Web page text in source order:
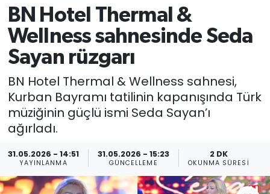
BN Hotel Thermal &
Wellness sahnesinde Seda
Sayan rüzgarı
BN Hotel Thermal & Wellness sahnesi,
Kurban Bayramı tatilinin kapanışında Türk
müziğinin güçlü ismi Seda Sayan’ı
ağırladı.
31.05.2026 - 14:51
YAYINLANMA
31.05.2026 - 15:23
GÜNCELLEME
2 DK
OKUNMA SÜRESI